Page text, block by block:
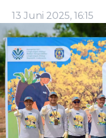
13 Juni 2025, 16:15